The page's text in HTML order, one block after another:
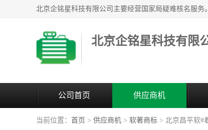
北京企铭星科技有限
公司首页 供应商机
当前位置： 首页 > 供应商机 > 软著商标 > 北京昌平软#